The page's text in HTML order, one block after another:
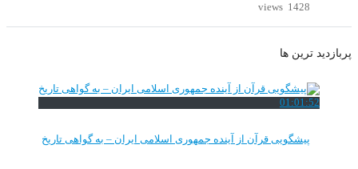
1428 views
پربازدید ترین ها
01:01:52
پیشگویی قرآن از آینده جمهوری اسلامی ایران – به گواهی تاریخ